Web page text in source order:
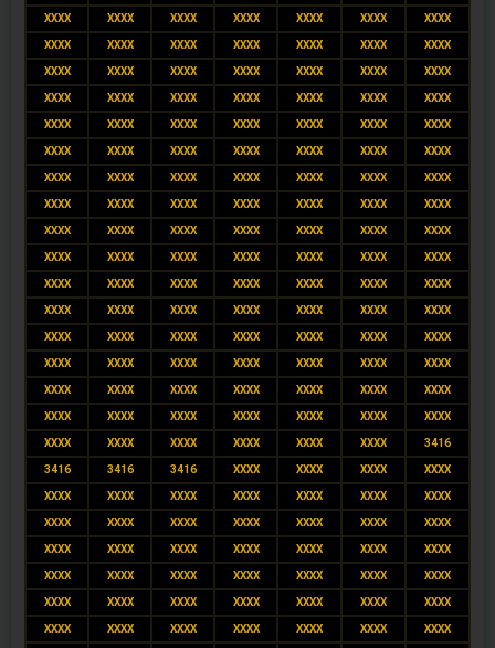
XXXX XXXX XXXX XXXX XXXX XXXX XXXX
XXXX XXXX XXXX XXXX XXXX XXXX XXXX
XXXX XXXX XXXX XXXX XXXX XXXX XXXX
XXXX XXXX XXXX XXXX XXXX XXXX XXXX
XXXX XXXX XXXX XXXX XXXX XXXX XXXX
XXXX XXXX XXXX XXXX XXXX XXXX XXXX
XXXX XXXX XXXX XXXX XXXX XXXX XXXX
XXXX XXXX XXXX XXXX XXXX XXXX XXXX
XXXX XXXX XXXX XXXX XXXX XXXX XXXX
XXXX XXXX XXXX XXXX XXXX XXXX XXXX
XXXX XXXX XXXX XXXX XXXX XXXX XXXX
XXXX XXXX XXXX XXXX XXXX XXXX XXXX
XXXX XXXX XXXX XXXX XXXX XXXX XXXX
XXXX XXXX XXXX XXXX XXXX XXXX XXXX
XXXX XXXX XXXX XXXX XXXX XXXX XXXX
XXXX XXXX XXXX XXXX XXXX XXXX XXXX
XXXX XXXX XXXX XXXX XXXX XXXX 3416
3416 3416 3416 XXXX XXXX XXXX XXXX
XXXX XXXX XXXX XXXX XXXX XXXX XXXX
XXXX XXXX XXXX XXXX XXXX XXXX XXXX
XXXX XXXX XXXX XXXX XXXX XXXX XXXX
XXXX XXXX XXXX XXXX XXXX XXXX XXXX
XXXX XXXX XXXX XXXX XXXX XXXX XXXX
XXXX XXXX XXXX XXXX XXXX XXXX XXXX